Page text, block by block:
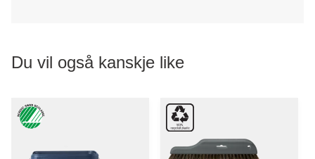
Du vil også kanskje like